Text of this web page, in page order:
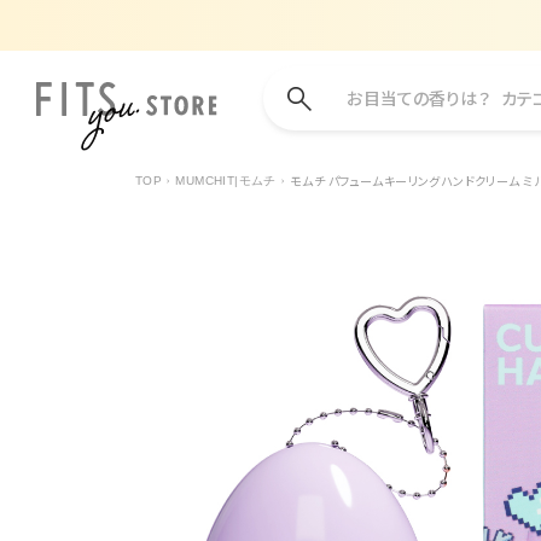
お目当ての香りは？ カテ
TOP MUMCHIT|モムチ モムチ パフュームキーリングハンドクリーム